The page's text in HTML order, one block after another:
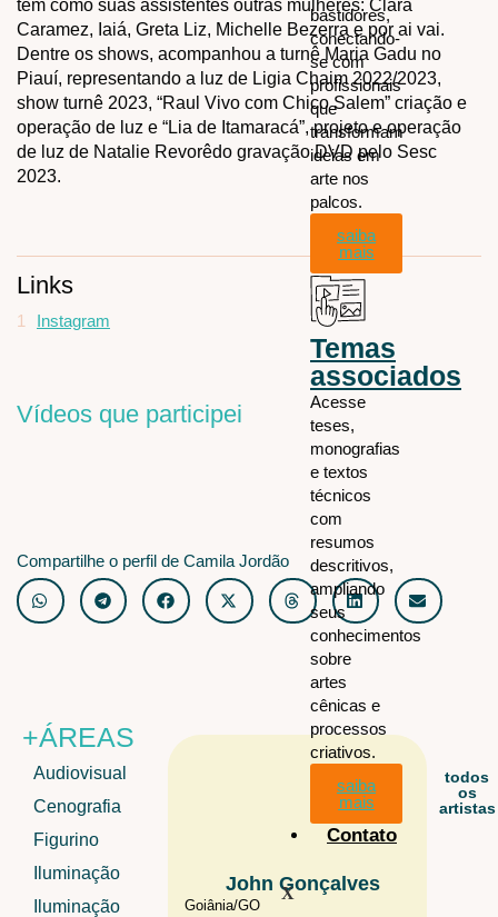
bastidores,
conectando-
se com
profissionais
que
transformam
ideias em
arte nos
palcos.
saiba
mais
Temas
associados
Acesse
teses,
monografias
e textos
técnicos
com
resumos
descritivos,
ampliando
seus
conhecimentos
sobre
artes
cênicas e
processos
criativos.
saiba
mais
Contato
X
tem como suas assistentes outras mulheres: Clara
Caramez, Iaiá, Greta Liz, Michelle Bezerra e por ai vai.
Dentre os shows, acompanhou a turnê Maria Gadu no
Piauí, representando a luz de Ligia Chaim 2022/2023,
show turnê 2023, “Raul Vivo com Chico Salem” criação e
operação de luz e “Lia de Itamaracá”, projeto e operação
de luz de Natalie Revorêdo gravação DVD pelo Sesc
2023.
Links
1 Instagram
Vídeos que participei
Compartilhe o perfil de Camila Jordão
+ÁREAS
Audiovisual
Cenografia
Figurino
Iluminação
Iluminação
John Gonçalves
Goiânia/GO
todos
os
artistas